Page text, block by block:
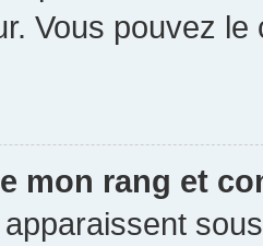
Vous pouvez
mon rang et